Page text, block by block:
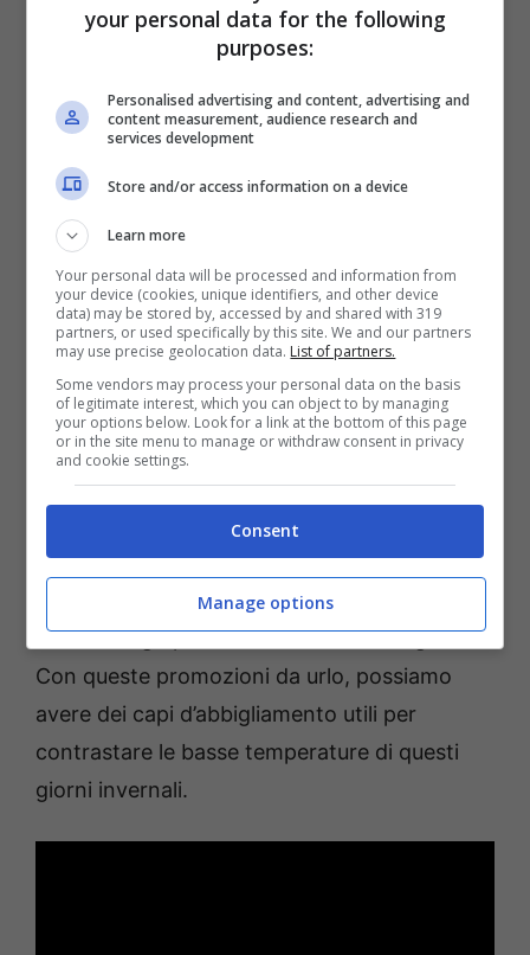
Friday è un lontano ricordo
e gli italiani non
interessanti. Il volantino LIDL di questi giorni,
in realtà, cela un’enorme sorpresa: ci sono
capi invernali come maglie a maniche lunghe
o maglioni a costi molto bassi.
Facciamo subito un esempio: c’è una maglia a
manica lunga da donna che viene venduta a
5,99 euro: è disponibile in tre colori diversi, è
composta da lycra e cotone ed è molto
resistente. Per l’uomo, abbiamodei maglioni
unisex venduti a 12,99 euro:anche in questo
caso abbiamo un motivo Aran molto
intrigante. Sempre per gli uomini, ci sono dei
fantastici pantaloni allo stesso prezzo, con
tasche cargo presenti su entrambe le gambe.
Con queste promozioni da urlo, possiamo
avere dei capi d’abbigliamento utili per
contrastare le basse temperature di questi
giorni invernali.
your personal data for the following
purposes:
Personalised advertising and content, advertising and
content measurement, audience research and
services development
Store and/or access information on a device
Learn more
Your personal data will be processed and information from
your device (cookies, unique identifiers, and other device
data) may be stored by, accessed by and shared with 319
partners, or used specifically by this site. We and our partners
may use precise geolocation data. List of partners.
Some vendors may process your personal data on the basis
of legitimate interest, which you can object to by managing
your options below. Look for a link at the bottom of this page
or in the site menu to manage or withdraw consent in privacy
and cookie settings.
Consent
Manage options